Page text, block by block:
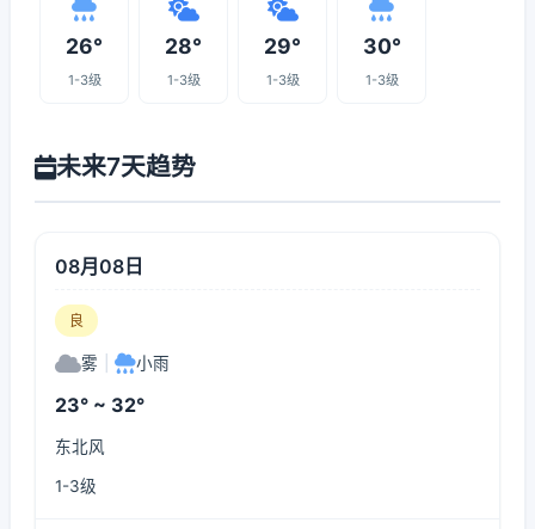
26°
1-3级
28°
1-3级
29°
1-3级
30°
1-3级
未来7天趋势
08月08日
良
雾 小雨
23° ~ 32°
东北风
1-3级